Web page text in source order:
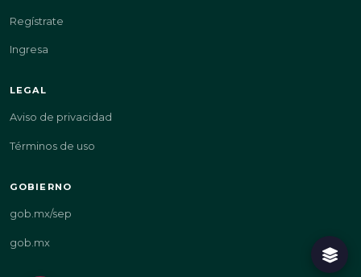
Regístrate
Ingresa
LEGAL
Aviso de privacidad
Términos de uso
GOBIERNO
gob.mx/sep
gob.mx